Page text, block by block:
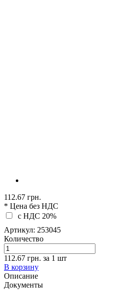
112.67 грн.
* Цена без НДС
c НДС 20%
Артикул: 253045
Количество
112.67 грн. за 1 шт
В корзину
Описание
Документы